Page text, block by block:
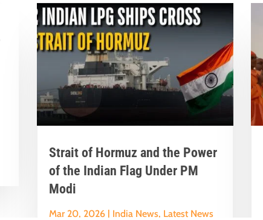
Strait of Hormuz and the Power
of the Indian Flag Under PM
Modi
Mar 20, 2026 | India News, Latest News